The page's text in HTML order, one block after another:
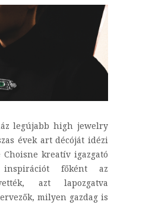
legújabb high jewelry
évek art décóját idézi
kreatív igazgató
főként az
azt lapozgatva
milyen gazdag is